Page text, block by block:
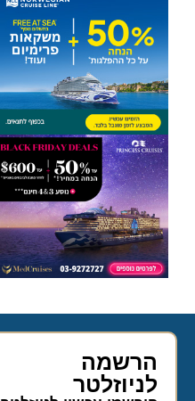
הרשמה
לניוזלטר​